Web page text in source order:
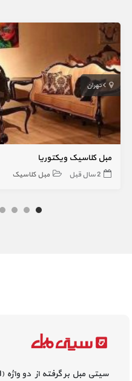
تهران
مبل کلاسیک ویکتوریا
2 سال قبل مبل کلاسیک
سیتی مبل بر گرفته از دو واژه (city+mobl) به معنی